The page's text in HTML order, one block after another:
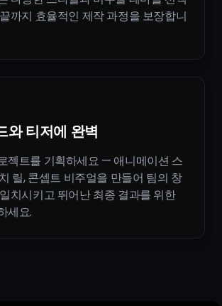
까지 효율적인 제작 과정을 보장합니
와 티저에 완벽
젝트를 기획하세요 — 애니메이션 스
릴, 콘셉트 비주얼을 만들어 팀의 창
치시키고 뛰어난 최종 결과를 위한
세요.